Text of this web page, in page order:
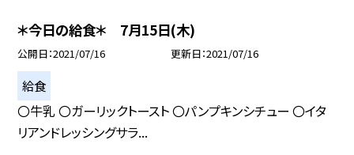
＊今日の給食＊ 7月15日(木)
公開日 2021/07/16 更新日 2021/07/16
給食
〇牛乳 〇ガーリックトースト 〇パンプキンシチュー 〇イタ
リアンドレッシングサラ...